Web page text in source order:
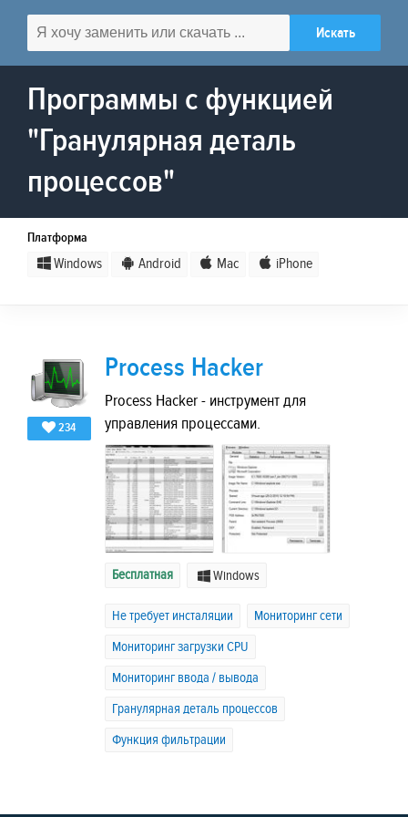
Программы с функцией
"Гранулярная деталь
процессов"
Платформа
Windows Android Mac iPhone
234
Process Hacker
Process Hacker - инструмент для
управления процессами.
Бесплатная Windows
Не требует инсталяции
Мониторинг сети
Мониторинг загрузки CPU
Мониторинг ввода / вывода
Гранулярная деталь процессов
Функция фильтрации